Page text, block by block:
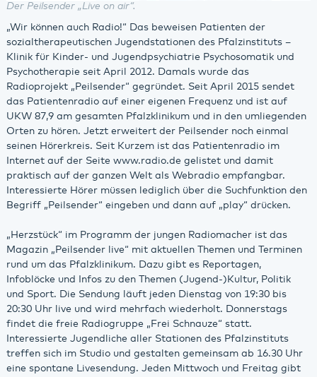
Der Peilsender „Live on air“.
„Wir können auch Radio!“ Das beweisen Patienten der
sozialtherapeutischen Jugendstationen des Pfalzinstituts –
Klinik für Kinder- und Jugendpsychiatrie Psychosomatik und
Psychotherapie seit April 2012. Damals wurde das
Radioprojekt „Peilsender“ gegründet. Seit April 2015 sendet
das Patientenradio auf einer eigenen Frequenz und ist auf
UKW 87,9 am gesamten Pfalzklinikum und in den umliegenden
Orten zu hören. Jetzt erweitert der Peilsender noch einmal
seinen Hörerkreis. Seit Kurzem ist das Patientenradio im
Internet auf der Seite www.radio.de gelistet und damit
praktisch auf der ganzen Welt als Webradio empfangbar.
Interessierte Hörer müssen lediglich über die Suchfunktion den
Begriff „Peilsender“ eingeben und dann auf „play“ drücken.
„Herzstück“ im Programm der jungen Radiomacher ist das
Magazin „Peilsender live“ mit aktuellen Themen und Terminen
rund um das Pfalzklinikum. Dazu gibt es Reportagen,
Infoblöcke und Infos zu den Themen (Jugend-)Kultur, Politik
und Sport. Die Sendung läuft jeden Dienstag von 19:30 bis
20:30 Uhr live und wird mehrfach wiederholt. Donnerstags
findet die freie Radiogruppe „Frei Schnauze“ statt.
Interessierte Jugendliche aller Stationen des Pfalzinstituts
treffen sich im Studio und gestalten gemeinsam ab 16.30 Uhr
eine spontane Livesendung. Jeden Mittwoch und Freitag gibt